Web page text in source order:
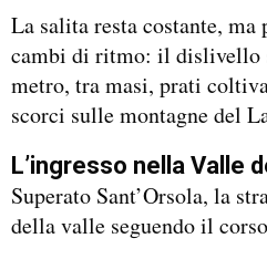
La salita resta costante, ma
cambi di ritmo: il dislivello
metro, tra masi, prati
scorci sulle montagne del
L’ingresso nella Valle
Superato Sant’Orsola, la
della valle seguendo il